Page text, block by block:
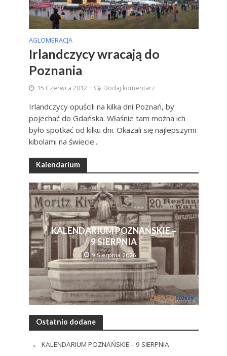
AGLOMERACJA
Irlandczycy wracają do
Poznania
15 Czerwca 2012 Dodaj komentarz
Irlandczycy opuścili na kilka dni Poznań, by
pojechać do Gdańska. Właśnie tam można ich
było spotkać od kilku dni. Okazali się najlepszymi
kibolami na świecie...
Kalendarium
KALENDARIUM POZNAŃSKIE –
9 SIERPNIA
9 Sierpnia 2026
Ostatnio dodane
KALENDARIUM POZNAŃSKIE – 9 SIERPNIA